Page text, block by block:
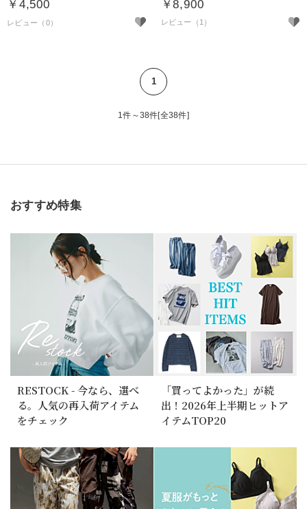
￥4,500 ￥8,900
レビュー（1）
1
1件～38件[全38件]
おすすめ特集
RESTOCK - 今なら、選べ
る。人気の再入荷アイテム
をチェック
「買ってよかった」が続
出！2026年上半期ヒットア
イテムTOP20